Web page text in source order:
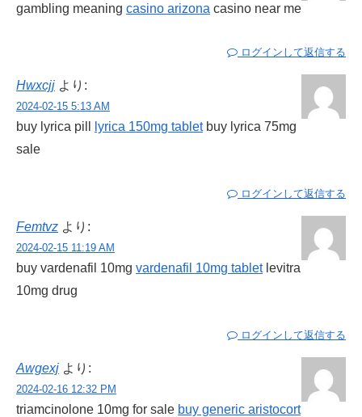
gambling meaning casino arizona casino near me
ログインして返信する
Hwxcjj より:
2024-02-15 5:13 AM
buy lyrica pill lyrica 150mg tabletbuy lyrica 75mg
sale
ログインして返信する
Femtvz より:
2024-02-15 11:19 AM
buy vardenafil 10mg vardenafil 10mg tabletlevitra
10mg drug
ログインして返信する
Awgexj より:
2024-02-16 12:32 PM
triamcinolone 10mg for sale buy generic aristocort